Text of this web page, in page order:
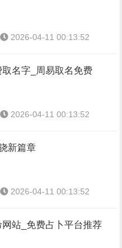
2026-04-11 00:13:52
取名字_周易取名免费
2026-04-11 00:13:52
新篇章
2026-04-11 00:13:52
网站_免费占卜平台推荐